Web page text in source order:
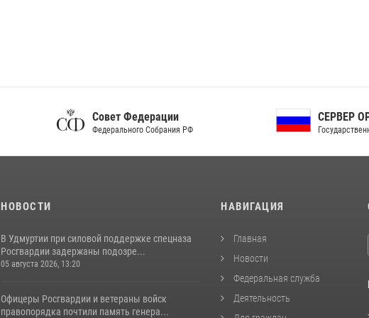
Совет Федерации
Федерального Собрания РФ
СЕРВЕР ОРГАНОВ
Государственной власти РФ
НОВОСТИ
В Удмуртии при силовой поддержке спецназа
Росгвардии задержаны подозре...
05 августа 2026, 13:20
Офицеры Росгвардии и ветераны войск
правопорядка почтили память генера...
НАВИГАЦИЯ
Главная
Новости
Федеральная служба
Деятельность